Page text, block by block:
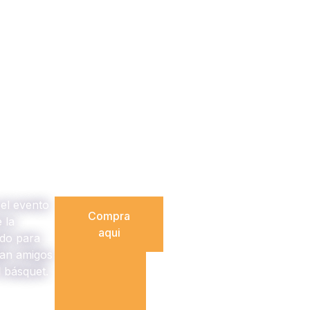
evento
la
para
amigos
Compra
aqui